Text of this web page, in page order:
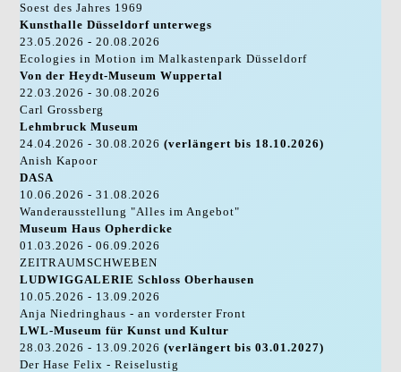
Soest des Jahres 1969
Kunsthalle Düsseldorf unterwegs
23.05.2026 - 20.08.2026
Ecologies in Motion im Malkastenpark Düsseldorf
Von der Heydt-Museum Wuppertal
22.03.2026 - 30.08.2026
Carl Grossberg
Lehmbruck Museum
24.04.2026 - 30.08.2026(verlängert bis 18.10.2026)
Anish Kapoor
DASA
10.06.2026 - 31.08.2026
Wanderausstellung "Alles im Angebot"
Museum Haus Opherdicke
01.03.2026 - 06.09.2026
ZEITRAUMSCHWEBEN
LUDWIGGALERIE Schloss Oberhausen
10.05.2026 - 13.09.2026
Anja Niedringhaus - an vorderster Front
LWL-Museum für Kunst und Kultur
28.03.2026 - 13.09.2026(verlängert bis 03.01.2027)
Der Hase Felix - Reiselustig